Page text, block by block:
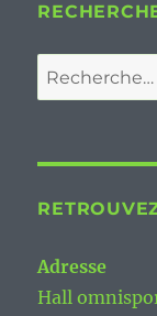
Recherche
pour :
Adresse
Hall